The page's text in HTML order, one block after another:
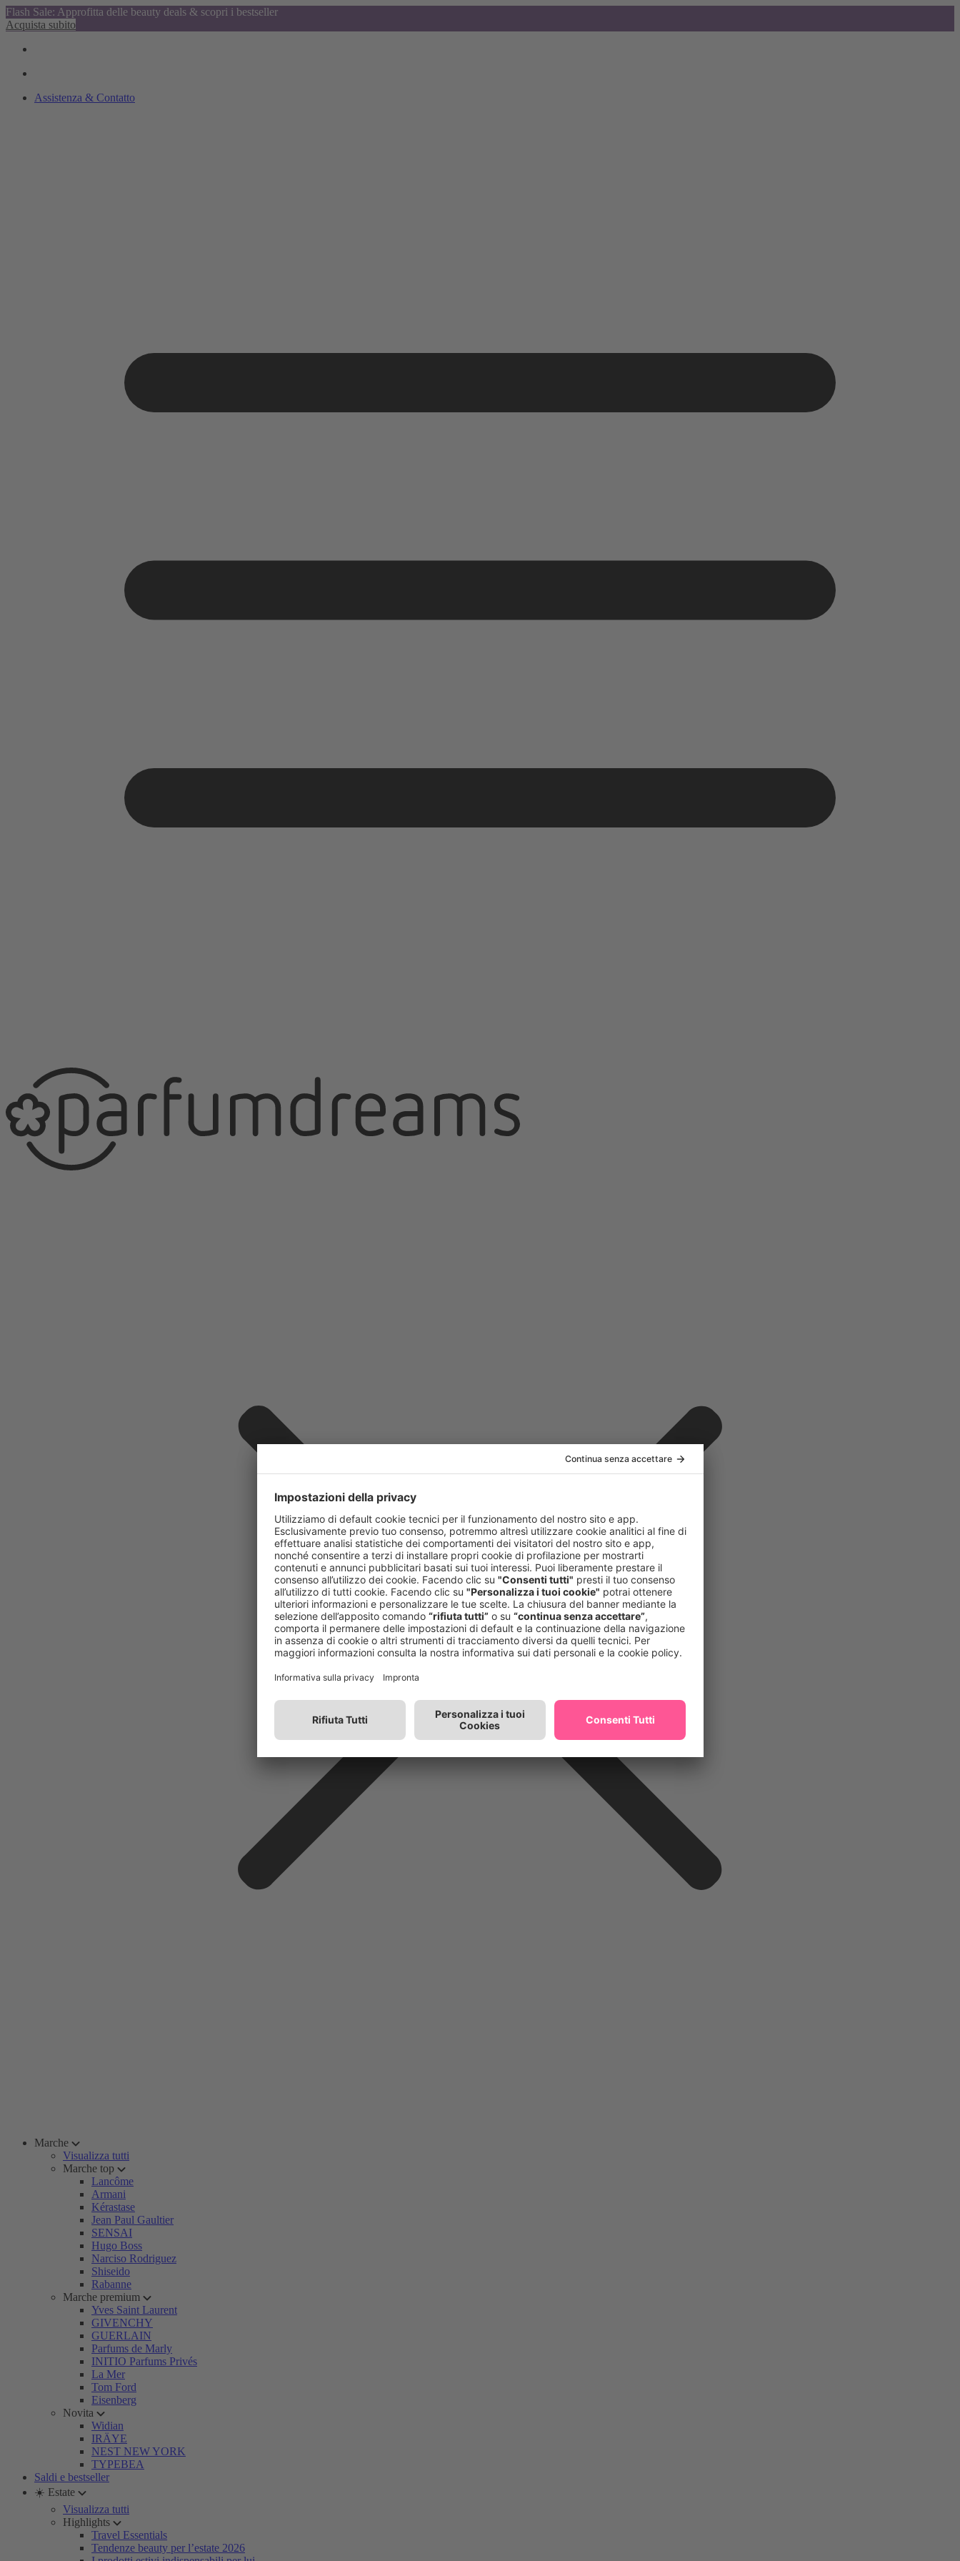
Flash Sale: Approfitta delle beauty deals & scopri i bestseller
Acquista subito
Assistenza & Contatto
Marche
Visualizza tutti
Marche top
Lancôme
Armani
Kérastase
Jean Paul Gaultier
SENSAI
Hugo Boss
Narciso Rodriguez
Shiseido
Rabanne
Marche premium
Yves Saint Laurent
GIVENCHY
GUERLAIN
Parfums de Marly
INITIO Parfums Privés
La Mer
Tom Ford
Eisenberg
Novita
Widian
IRÄYE
NEST NEW YORK
TYPEBEA
Saldi e bestseller
☀️ Estate
Visualizza tutti
Highlights
Travel Essentials
Tendenze beauty per l’estate 2026